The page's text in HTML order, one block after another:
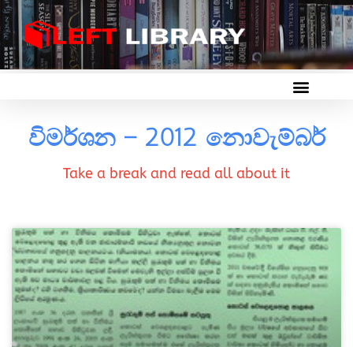
විමර්ශන – 2012 නොවැම්බර්
Take a break and read all about it